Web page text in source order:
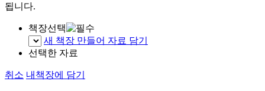
됩니다.
책장선택
새 책장 만들어 자료 담기
선택한 자료
취소 내책장에 담기